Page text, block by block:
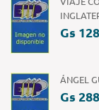
Gs
ÁNGEL
Gs